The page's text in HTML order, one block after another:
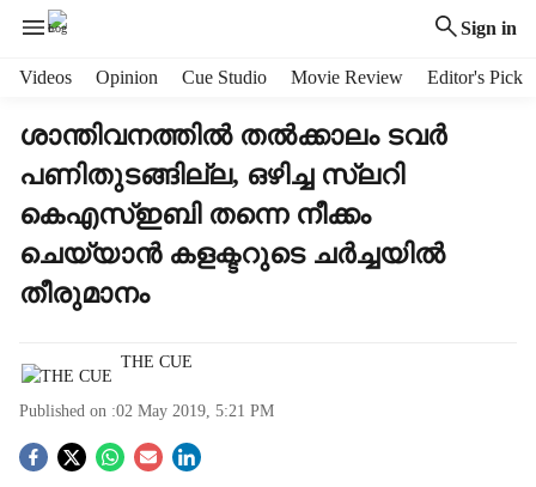
Sign in
Videos Opinion Cue Studio Movie Review Editor's Pick
ശാന്തിവനത്തില്‍ തല്‍ക്കാലം ടവര്‍
പണിതുടങ്ങില്ല, ഒഴിച്ച സ്ലറി
കെഎസ്ഇബി തന്നെ നീക്കം
ചെയ്യാന്‍ കളക്ടറുടെ ചര്‍ച്ചയില്‍
തീരുമാനം
THE CUE
Published on :02 May 2019, 5:21 PM
S